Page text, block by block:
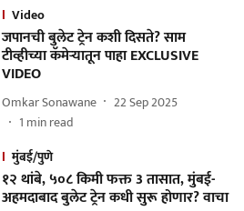
Video
जपानची बुलेट ट्रेन कशी दिसते? साम
टीव्हीच्या कॅमेऱ्यातून पाहा EXCLUSIVE
VIDEO
Omkar Sonawane
22 Sep 2025
1 min read
मुंबई/पुणे
१२ थांबे, ५०८ किमी फक्त 3 तासात, मुंबई-
अहमदाबाद बुलेट ट्रेन कधी सुरू होणार? वाचा